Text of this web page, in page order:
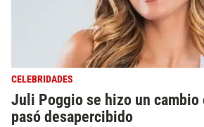
CELEBRIDADES
Juli Poggio se hizo un
pasó desapercibido